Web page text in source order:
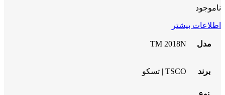
ناموجود
اطلاعات بیشتر
مدل TM 2018N
برند TSCO | تسکو